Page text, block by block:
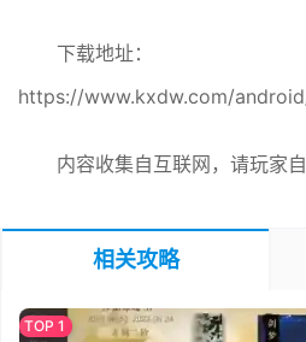
下载地址：
https://www.kxdw.com/
内容收集自互联网，请玩家自
相关攻略